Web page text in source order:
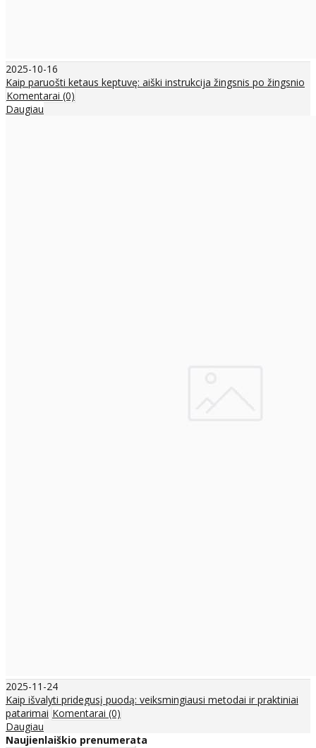
2025-10-16
Kaip paruošti ketaus keptuvę: aiški instrukcija žingsnis po žingsnio
Komentarai (0)
Daugiau
2025-11-24
Kaip išvalyti pridegusį puodą: veiksmingiausi metodai ir praktiniai
patarimai Komentarai (0)
Daugiau
Naujienlaiškio prenumerata